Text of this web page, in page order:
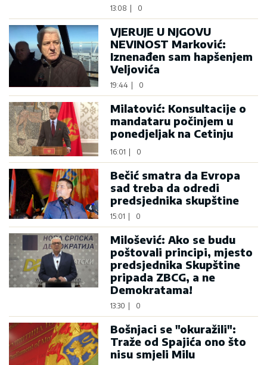
13:08 0
VJERUJE U NJGOVU
NEVINOST Marković:
Iznenađen sam hapšenjem
Veljovića
19:44 0
Milatović: Konsultacije o
mandataru počinjem u
ponedjeljak na Cetinju
16:01 0
Bečić smatra da Evropa
sad treba da odredi
predsjednika skupštine
15:01 0
Milošević: Ako se budu
poštovali principi, mjesto
predsjednika Skupštine
pripada ZBCG, a ne
Demokratama!
13:30 0
Bošnjaci se "okuražili":
Traže od Spajića ono što
nisu smjeli Milu